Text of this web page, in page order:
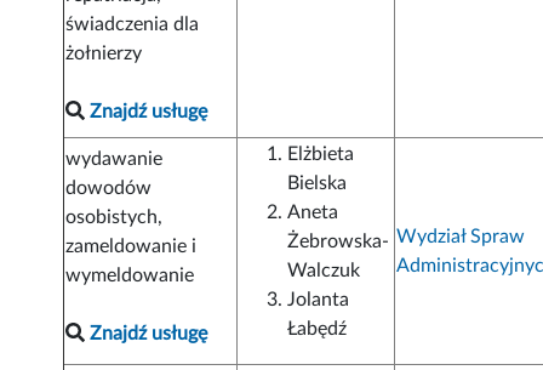
świadczenia dla
żołnierzy
Znajdź usługę
wydawanie
dowodów
osobistych,
zameldowanie i
wymeldowanie
Znajdź usługę
Elżbieta
Bielska
Aneta
Żebrowska-
Walczuk
Jolanta
Łabędź
Wydział Spraw